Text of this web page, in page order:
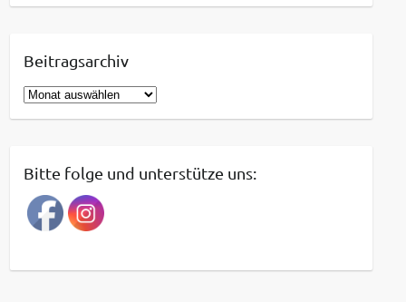
Beitragsarchiv
B
e
r
a
g
a
Bitte folge und unterstütze uns: